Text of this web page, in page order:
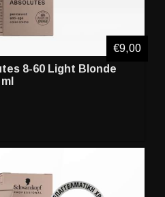
8-60 Light Blonde
€9,00